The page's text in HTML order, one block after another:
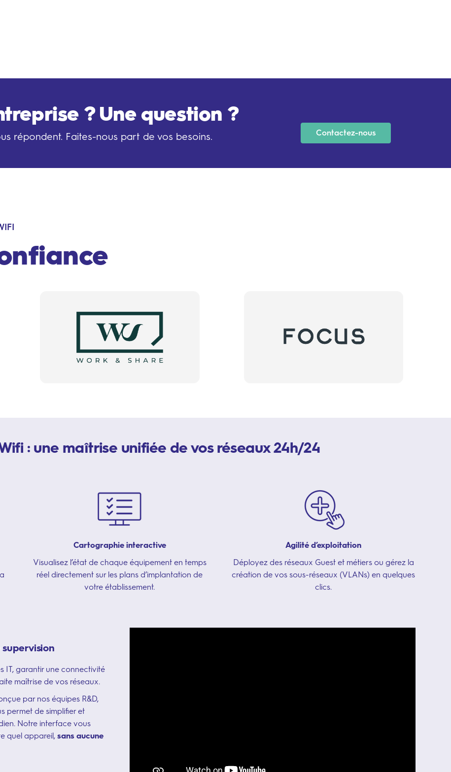
? Une question ?
répondent. Faites-nous part de vos besoins. Contactez-nous
: une maîtrise unifiée de vos réseaux 24h/24
Cartographie interactive
Visualisez l’état de chaque équipement en temps
réel directement sur les plans d’implantation de
votre établissement.
Agilité d’exploitation
Déployez des réseaux Guest et métiers ou gérez la
création de vos sous-réseaux (VLANs) en quelques
clics.
IT, garantir une connectivité
maîtrise de vos réseaux.
par nos équipes R&D,
permet de simplifier et
Notre interface vous
quel appareil, sans aucune